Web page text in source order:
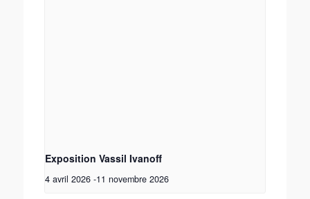
Exposition Vassil Ivanoff
4 avril 2026 -11 novembre 2026